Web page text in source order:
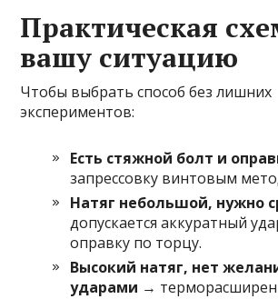
Практическая
вашу ситуацию
Чтобы выбрать способ без лишних
экспериментов:
Есть стяжной болт и
запрессовку винтовым
Натяг небольшой, нужно
допускается аккуратный
оправку по торцу.
Высокий натяг, нет
ударами →